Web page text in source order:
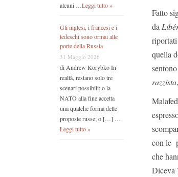
alcuni …Leggi tutto »
Gli inglesi, i francesi e i
tedeschi sono ormai alle
porte della Russia
31 Maggio 2026
di Andrew Korybko In
realtà, restano solo tre
scenari possibili: o la
NATO alla fine accetta
una qualche forma delle
proposte russe; o […] …
Leggi tutto »
Fatto
da
quella
razzista
con le
che
Diceva